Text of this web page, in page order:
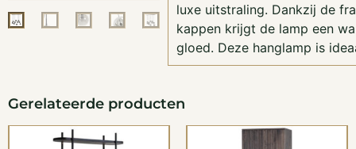
luxe uitstraling. Dankzij de
kappen krijgt de lamp een
gloed. Deze hanglamp is
Gerelateerde producten